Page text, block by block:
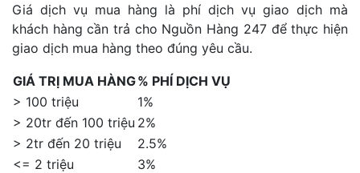
Giá dịch vụ mua hàng là phí dịch vụ giao dịch mà
khách hàng cần trả cho Nguồn Hàng 247 để thực hiện
giao dịch mua hàng theo đúng yêu cầu.
GIÁ TRỊ MUA HÀNG% PHÍ DỊCH VỤ
> 100 triệu
1%
> 20tr đến 100 triệu 2%
> 2tr đến 20 triệu
2.5%
<= 2 triệu
3%